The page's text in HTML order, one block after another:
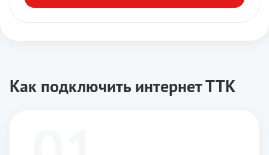
Как подключить интернет ТТК